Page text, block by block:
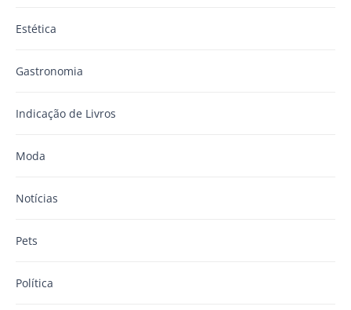
Estética
Gastronomia
Indicação de Livros
Moda
Notícias
Pets
Política